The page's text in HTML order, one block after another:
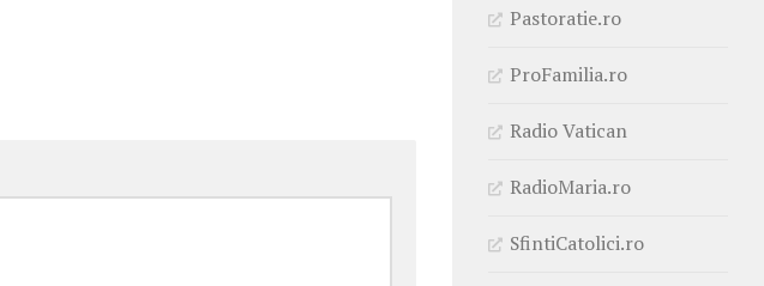
Pastoratie.ro
ProFamilia.ro
Radio Vatican
RadioMaria.ro
SfintiCatolici.ro